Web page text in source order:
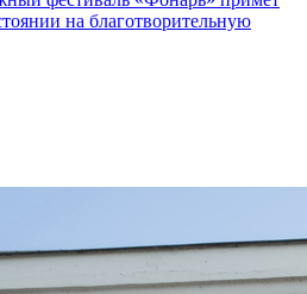
на благотворительную